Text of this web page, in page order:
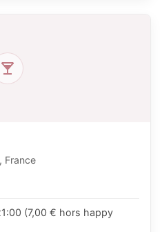
France
(7,00 € hors happy